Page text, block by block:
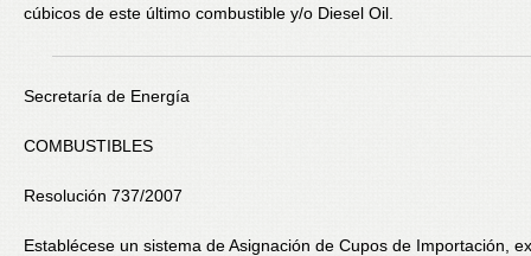
cúbicos de este último combustible y/o Diesel Oil.
Secretaría de Energía
COMBUSTIBLES
Resolución 737/2007
Establécese un sistema de Asignación de Cupos de Importación,